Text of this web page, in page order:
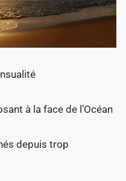
à la face de l’Océan
depuis trop